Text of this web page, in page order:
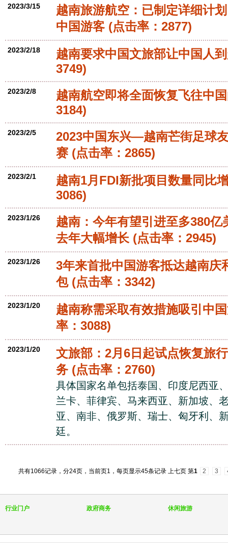
2023/3/15
越南旅游航空：已制定详细计
中国游客 (点击率：2877)
2023/2/18
越南要求中国文旅部让中国人
3749)
2023/2/8
越南航空即将全面恢复飞往中
3184)
2023/2/5
2023中国东兴—越南芒街足球
赛(点击率：2865)
2023/2/1
越南1月FDI新批项目数量同比
3086)
2023/1/26
越南：今年有望引进至多380
去年大幅增长 (点击率：2945)
2023/1/26
3年来首批中国游客抵达越南庆
包(点击率：3342)
2023/1/20
越南称需采取有效措施吸引中
率：3088)
2023/1/20
文旅部：2月6日起试点恢复旅
务 (点击率：2760)
具体国家名单包括泰国、印度尼西亚
兰卡、菲律宾、马来西亚、新加坡、
亚、南非、俄罗斯、瑞士、匈牙利、
廷。
共有1066记录，分24页，当前页1，每页显示45条记录 上七页 第1 2 3
行业门户 政府商务 休闲旅游